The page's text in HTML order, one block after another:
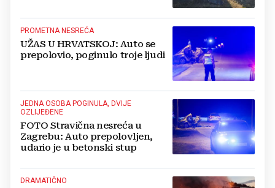
PROMETNA NESREĆA
UŽAS U HRVATSKOJ: Auto se
prepolovio, poginulo troje ljudi
JEDNA OSOBA POGINULA, DVIJE
OZLIJEĐENE
FOTO Stravična nesreća u
Zagrebu: Auto prepolovljen,
udario je u betonski stup
DRAMATIČNO